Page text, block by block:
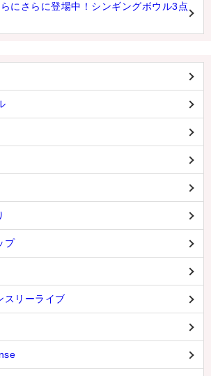
にさらに登場中！シンギングボウル3点
プ
スリーライブ